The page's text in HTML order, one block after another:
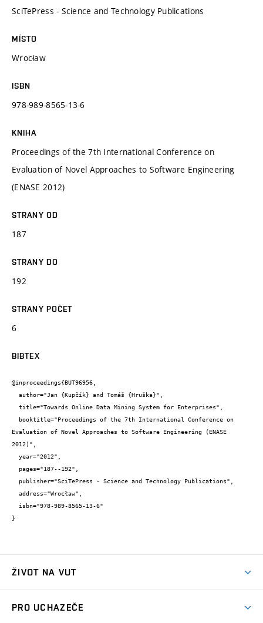
SciTePress - Science and Technology Publications
MÍSTO
Wrocław
ISBN
978-989-8565-13-6
KNIHA
Proceedings of the 7th International Conference on
Evaluation of Novel Approaches to Software Engineering
(ENASE 2012)
STRANY OD
187
STRANY DO
192
STRANY POČET
6
BIBTEX
@inproceedings{BUT96956,
Evaluation of Novel Approaches to Software Engineering (ENASE
2012)",
}
ŽIVOT NA VUT
PRO UCHAZEČE